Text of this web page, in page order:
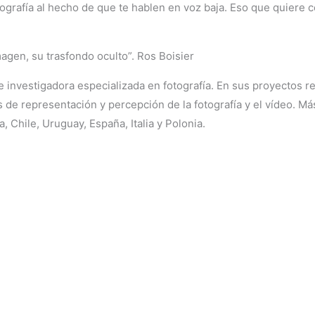
al hecho de que te hablen en voz baja. Eso que
su trasfondo oculto”. Ros Boisier
especializada en fotografía. En sus proyectos
representación y percepción de la fotografía y el vídeo.
Chile, Uruguay, España, Italia y Polonia.